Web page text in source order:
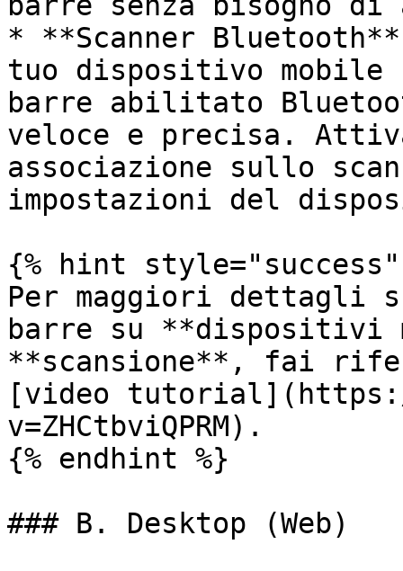
* **Scanner
tuo dispositivo mobile
barre abilitato
veloce e precisa.
associazione sullo
impostazioni del
{% hint style="success"
Per maggiori dettagli
barre su **dispositivi
**scansione**, fai
[video tutorial](https://
v=ZHCtbviQPRM).
{% endhint %}
### B. Desktop (Web)